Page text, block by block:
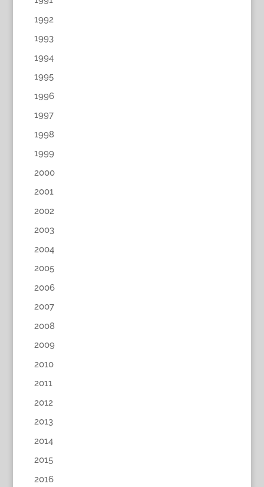
1992
1993
1994
1995
1996
1997
1998
1999
2000
2001
2002
2003
2004
2005
2006
2007
2008
2009
2010
2011
2012
2013
2014
2015
2016